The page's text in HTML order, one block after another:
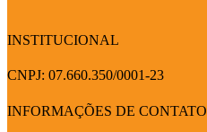
INSTITUCIONAL
CNPJ: 07.660.350/0001-23
INFORMAÇÕES DE CONTATO